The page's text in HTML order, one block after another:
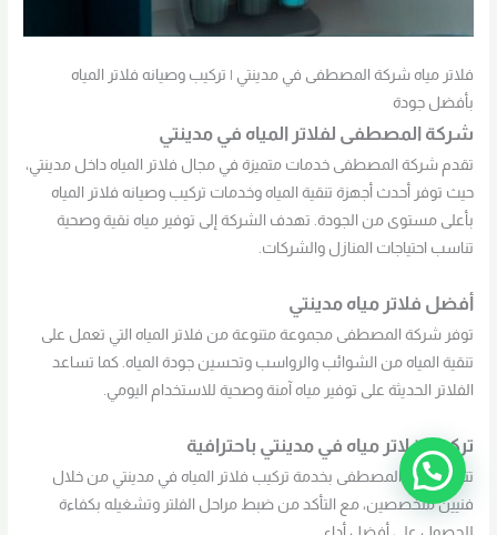
فلاتر مياه شركة المصطفى في مدينتي | تركيب وصيانه فلاتر المياه
بأفضل جودة
شركة المصطفى لفلاتر المياه في مدينتي
تقدم شركة المصطفى خدمات متميزة في مجال فلاتر المياه داخل مدينتي،
حيث توفر أحدث أجهزة تنقية المياه وخدمات تركيب وصيانه فلاتر المياه
بأعلى مستوى من الجودة. تهدف الشركة إلى توفير مياه نقية وصحية
تناسب احتياجات المنازل والشركات.
أفضل فلاتر مياه مدينتي
توفر شركة المصطفى مجموعة متنوعة من فلاتر المياه التي تعمل على
تنقية المياه من الشوائب والرواسب وتحسين جودة المياه. كما تساعد
الفلاتر الحديثة على توفير مياه آمنة وصحية للاستخدام اليومي.
تركيب فلاتر مياه في مدينتي باحترافية
تتميز شركة المصطفى بخدمة تركيب فلاتر المياه في مدينتي من خلال
فنيين متخصصين، مع التأكد من ضبط مراحل الفلتر وتشغيله بكفاءة